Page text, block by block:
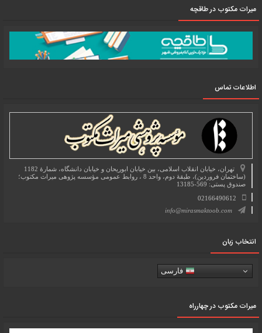
میرات مکتوب در طاقچه
اطلاعات تماس
تهران، خیابان انقلاب اسلامی، بین خیابان ابوریحان و خیابان دانشگاه، شمارۀ 1182
(ساختمان فروردین)، طبقۀ دوم، واحد 8 ، روابط عمومی مؤسسه پژوهی میراث مکتوب؛
صندوق پستی: 569-13185
02166490612
info@mirasmaktoob.com
انتخاب زبان
فارسی
میرات مکتوب در چهارراه